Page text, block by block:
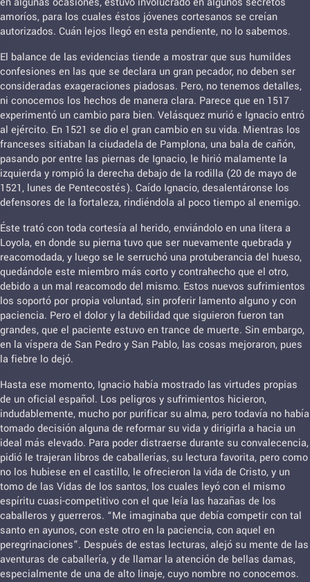
amoríos, para los cuales éstos jóvenes cortesanos se creían
autorizados. Cuán lejos llegó en esta pendiente, no lo sabemos.
El balance de las evidencias tiende a mostrar que sus humildes
confesiones en las que se declara un gran pecador, no deben ser
consideradas exageraciones piadosas. Pero, no tenemos detalles,
ni conocemos los hechos de manera clara. Parece que en 1517
experimentó un cambio para bien. Velásquez murió e Ignacio entró
al ejército. En 1521 se dio el gran cambio en su vida. Mientras los
franceses sitiaban la ciudadela de Pamplona, una bala de cañón,
pasando por entre las piernas de Ignacio, le hirió malamente la
izquierda y rompió la derecha debajo de la rodilla (20 de mayo de
1521, lunes de Pentecostés). Caído Ignacio, desalentáronse los
defensores de la fortaleza, rindiéndola al poco tiempo al enemigo.
Éste trató con toda cortesía al herido, enviándolo en una litera a
Loyola, en donde su pierna tuvo que ser nuevamente quebrada y
reacomodada, y luego se le serruchó una protuberancia del hueso,
quedándole este miembro más corto y contrahecho que el otro,
debido a un mal reacomodo del mismo. Estos nuevos sufrimientos
los soportó por propia voluntad, sin proferir lamento alguno y con
paciencia. Pero el dolor y la debilidad que siguieron fueron tan
grandes, que el paciente estuvo en trance de muerte. Sin embargo,
en la víspera de San Pedro y San Pablo, las cosas mejoraron, pues
la fiebre lo dejó.
Hasta ese momento, Ignacio había mostrado las virtudes propias
de un oficial español. Los peligros y sufrimientos hicieron,
indudablemente, mucho por purificar su alma, pero todavía no había
tomado decisión alguna de reformar su vida y dirigirla a hacia un
ideal más elevado. Para poder distraerse durante su convalecencia,
pidió le trajeran libros de caballerías, su lectura favorita, pero como
no los hubiese en el castillo, le ofrecieron la vida de Cristo, y un
tomo de las Vidas de los santos, los cuales leyó con el mismo
espíritu cuasi-competitivo con el que leía las hazañas de los
caballeros y guerreros. “Me imaginaba que debía competir con tal
santo en ayunos, con este otro en la paciencia, con aquel en
peregrinaciones”. Después de estas lecturas, alejó su mente de las
aventuras de caballería, y de llamar la atención de bellas damas,
especialmente de una de alto linaje, cuyo nombre no conocemos.